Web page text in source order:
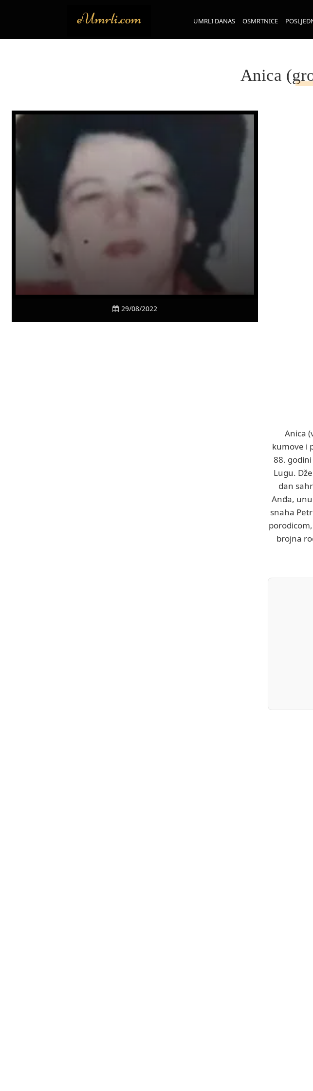
UMRLI DANAS OSMRTNICE
Anica
29/08/2022
Anica
kumove i
88.
Lugu.
dan
Anđa,
snaha
brojna